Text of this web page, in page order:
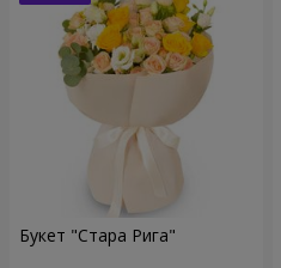
Букет "Стара Рига"